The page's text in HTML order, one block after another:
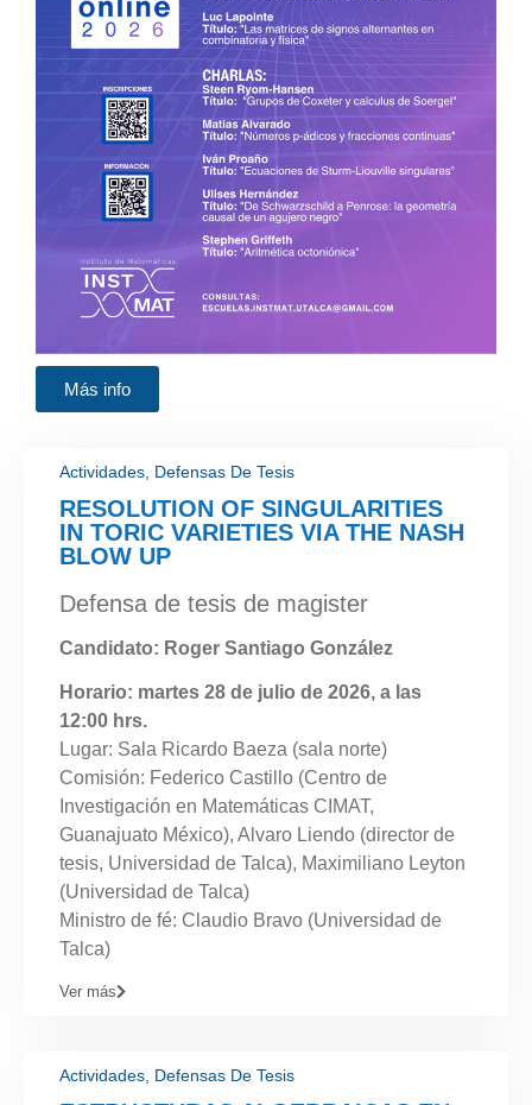
Más info
Actividades Defensas De Tesis
RESOLUTION OF SINGULARITIES
IN TORIC VARIETIES VIA THE NASH
BLOW UP
Defensa de tesis de magister
Candidato: Roger Santiago González
Horario: martes 28 de julio de 2026, a las
12:00 hrs.
Lugar: Sala Ricardo Baeza (sala norte)
Comisión: Federico Castillo (Centro de
Investigación en Matemáticas CIMAT,
Guanajuato México), Alvaro Liendo (director de
tesis, Universidad de Talca), Maximiliano Leyton
(Universidad de Talca)
Ministro de fé: Claudio Bravo (Universidad de
Talca)
Ver más
Actividades Defensas De Tesis